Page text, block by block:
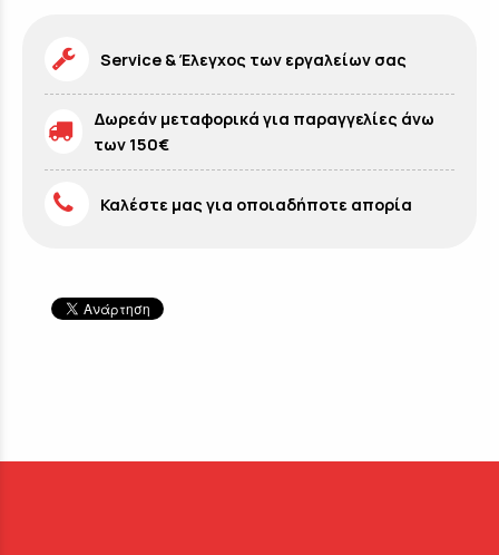
Service & Έλεγχος των εργαλείων σας
Δωρεάν μεταφορικά για παραγγελίες άνω
των 150€
Καλέστε μας για οποιαδήποτε απορία